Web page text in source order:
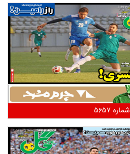
شماره 5657